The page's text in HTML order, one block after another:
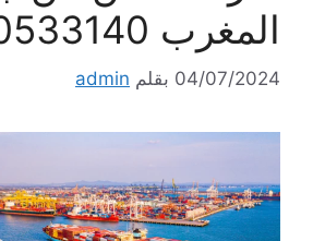
المغرب 0560533140
04/07/2024 بقلم admin